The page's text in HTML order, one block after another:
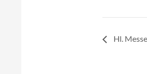
Hl. Messe